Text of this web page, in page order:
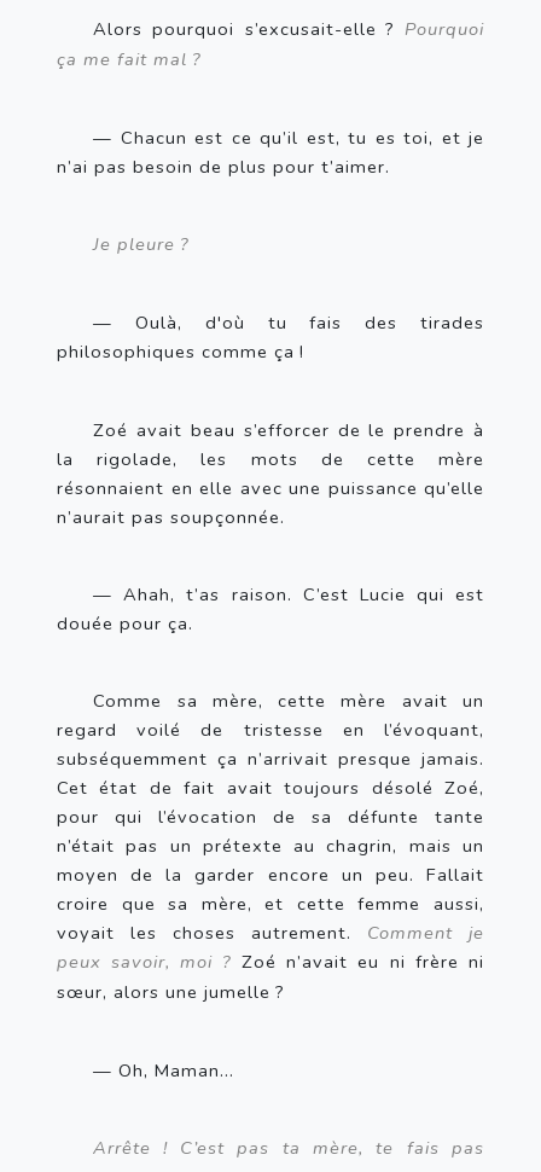
Alors pourquoi s’excusait-elle ? Pourquoi
ça me fait mal ?
— Chacun est ce qu’il est, tu es toi, et je
n’ai pas besoin de plus pour t’aimer.
Je pleure ?
— Oulà, d'où tu fais des tirades
philosophiques comme ça !
Zoé avait beau s’efforcer de le prendre à
la rigolade, les mots de cette mère
résonnaient en elle avec une puissance qu’elle
n’aurait pas soupçonnée.
— Ahah, t’as raison. C’est Lucie qui est
douée pour ça.
Comme sa mère, cette mère avait un
regard voilé de tristesse en l’évoquant,
subséquemment ça n’arrivait presque jamais.
Cet état de fait avait toujours désolé Zoé,
pour qui l’évocation de sa défunte tante
n’était pas un prétexte au chagrin, mais un
moyen de la garder encore un peu. Fallait
croire que sa mère, et cette femme aussi,
voyait les choses autrement. Comment je
peux savoir, moi ? Zoé n’avait eu ni frère ni
sœur, alors une jumelle ?
— Oh, Maman…
Arrête ! C’est pas ta mère, te fais pas